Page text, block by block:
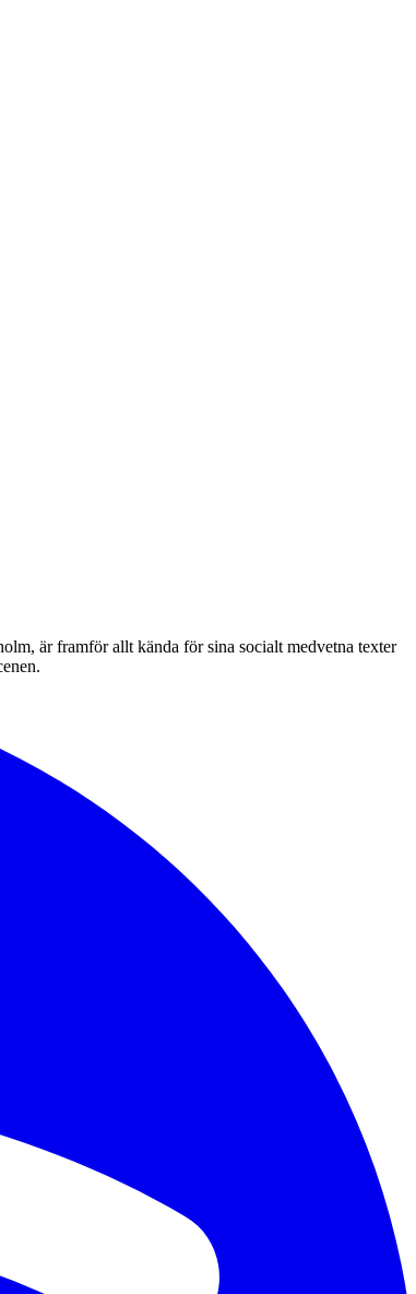
är framför allt kända för sina socialt medvetna texter